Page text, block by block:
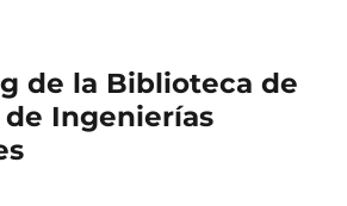
de la Biblioteca de
de Ingenierías